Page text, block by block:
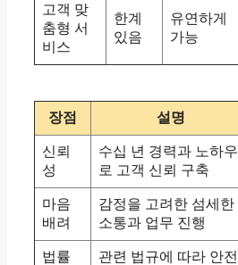
고객 맞
춤형 서
비스
한계
있음
유연하게
가능
장점 설명
신뢰
성
수십 년 경력과 노하우
로 고객 신뢰 구축
마음
배려
감정을 고려한 섬세한
소통과 업무 진행
법률
관련 법규에 따라 안전